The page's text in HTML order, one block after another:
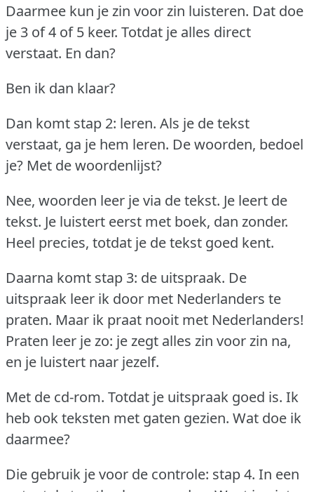
Daarmee kun je zin voor zin luisteren. Dat doe
je 3 of 4 of 5 keer. Totdat je alles direct
verstaat. En dan?
Ben ik dan klaar?
Dan komt stap 2: leren. Als je de tekst
verstaat, ga je hem leren. De woorden, bedoel
je? Met de woordenlijst?
Nee, woorden leer je via de tekst. Je leert de
tekst. Je luistert eerst met boek, dan zonder.
Heel precies, totdat je de tekst goed kent.
Daarna komt stap 3: de uitspraak. De
uitspraak leer ik door met Nederlanders te
praten. Maar ik praat nooit met Nederlanders!
Praten leer je zo: je zegt alles zin voor zin na,
en je luistert naar jezelf.
Met de cd-rom. Totdat je uitspraak goed is. Ik
heb ook teksten met gaten gezien. Wat doe ik
daarmee?
Die gebruik je voor de controle: stap 4. In een